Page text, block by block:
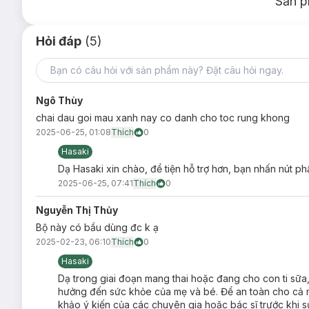
Người có nguy cơ hoặc biểu hiện rụng tóc, người mới
Người hay bị ngứa da đầu, nhiều gàu.
Dầu gội với các thành phần dược liệu: bồ kết, hà thủ
quả,... giúp dưỡng da đầu và dưỡng tóc từ gốc, giảm
rụng tóc, tóc khô và xơ, da đầu ngứa và nhiều gàu.
Dầu gội còn được bổ sung thêm các thành phần:
2. Dầu Xả Dược Liệu Nguyên Xuân Từ Sữa
tác dụng cân bằng lượng dầu trên tóc và da đầu, giúp mái
cho mái tóc dày mượt, bồng bềnh.
Hỏi đáp (5)
Ngô Thùy
chai dau goi mau xanh nay co danh cho toc rung khong
2025-06-25, 01:08Thích
0
Hasaki
Dạ Hasaki xin chào, để tiện hỗ trợ hơn, bạn nhấn nút
2025-06-25, 07:41Thích 0
Nguyễn Thị Thủy
Bộ này có bầu dùng đc k ạ
2025-02-23, 06:10Thích
0
Hasaki
Dạ trong giai đoạn mang thai hoặc đang cho con ti
hưởng đến sức khỏe của mẹ và bé. Để an toàn cho cả
khảo ý kiến của các chuyên gia hoặc bác sĩ trước khi